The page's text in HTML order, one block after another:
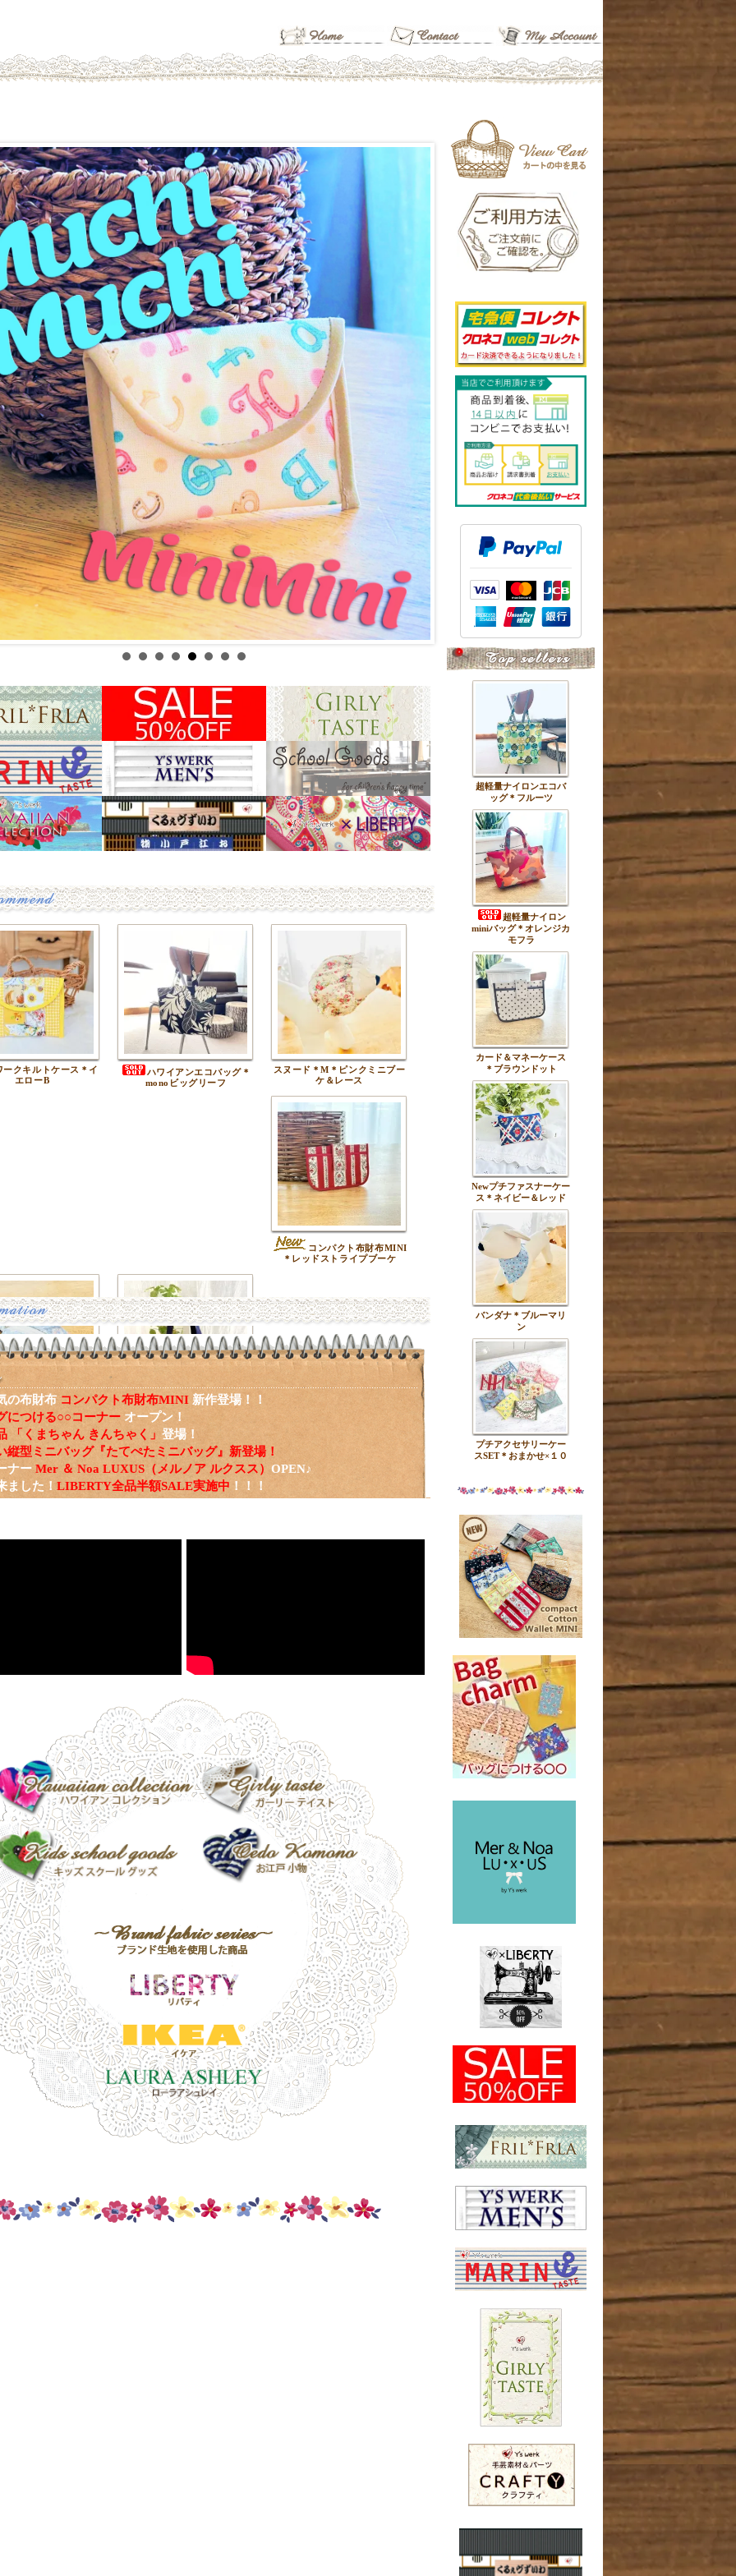
ークキルトケース＊イ
エローB
ハワイアンエコバッグ＊
monoビッグリーフ
スヌード＊M＊ピンクミニブー
ケ＆レース
コンパクト布財布MINI
＊レッドストライプブーケ
バッグチャームファス
チ＊ブルースクエアフ
ラワー
ハートアップリケのミ
ニトート＊ネイビー
の布財布 コンパクト布財布MINI 新作登場！！
につける○○コーナー オープン！
「くまちゃん きんちゃく」 登場！
縦型ミニバッグ『たてぺたミニバッグ』新登場！
ナー Mer ＆ Noa LUXUS（メルノア ルクスス） OPEN♪
した！ LIBERTY全品半額SALE実施中 ！！！
超軽量ナイロンエコバ
ッグ＊フルーツ
超軽量ナイロン
miniバッグ＊オレンジカ
モフラ
カード＆マネーケース
＊ブラウンドット
Newプチファスナーケー
ス＊ネイビー＆レッド
バンダナ＊ブルーマリ
ン
プチアクセサリーケー
スSET＊おまかせ×１０